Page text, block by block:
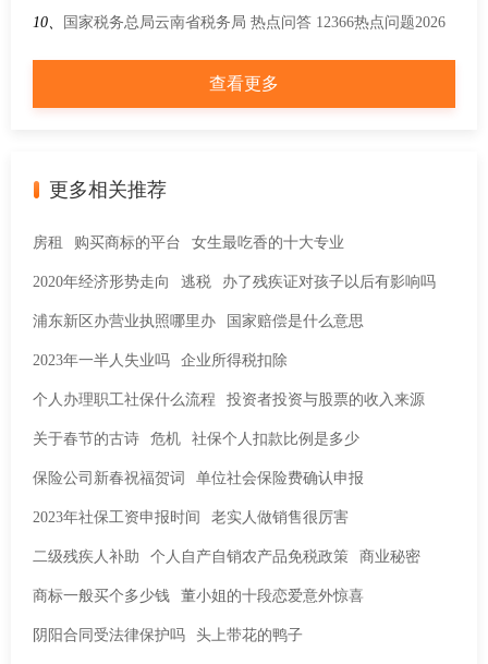
—2027年减免车辆购置税新能源汽车产品技术要求的公告
10、 国家税务总局云南省税务局 热点问答 12366热点问题2026
年第2期 （下半月）
查看更多
更多相关推荐
房租 购买商标的平台 女生最吃香的十大专业
2020年经济形势走向 逃税 办了残疾证对孩子以后有影响吗
浦东新区办营业执照哪里办 国家赔偿是什么意思
2023年一半人失业吗 企业所得税扣除
个人办理职工社保什么流程 投资者投资与股票的收入来源
关于春节的古诗 危机 社保个人扣款比例是多少
保险公司新春祝福贺词 单位社会保险费确认申报
2023年社保工资申报时间 老实人做销售很厉害
二级残疾人补助 个人自产自销农产品免税政策 商业秘密
商标一般买个多少钱 董小姐的十段恋爱意外惊喜
阴阳合同受法律保护吗 头上带花的鸭子